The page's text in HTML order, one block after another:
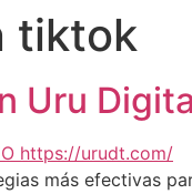
tiktok
Uru
más efectivas